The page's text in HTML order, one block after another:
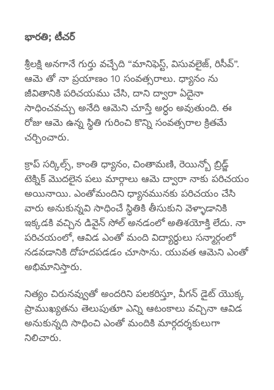
భారతి; టీచర్
శ్రీలక్షి అనగానే గుర్తు వచ్చేది “మానిఫెస్ట్, విసువలైజ్, రిసీవ్”.
ఆమె తో నా ప్రయాణం 10 సంవత్సరాలు. ధ్యానం ను
జీవితానికి పరిచయము చేసి, దాని ద్వారా ఏదైనా
సాధించవచ్చు అనేది ఆమెని చూస్తే అర్ధం అవుతుంది. ఈ
రోజు ఆమె ఉన్న స్థితి గురించి కొన్ని సంవత్సరాల క్రితమే
చర్చించారు.
క్రాప్ సర్కిల్స్, కాంతి ధ్యానం, చింతామణి, రెయిన్బో బ్రిడ్జ్
టెక్నిక్ మొదలైన పలు మార్గాలు ఆమె ద్వారా నాకు పరిచయం
అయినాయి. ఎంతోమందిని ధ్యానమునకు పరిచయం చేసి
వారు అనుకున్నవి సాధించే స్థితికి తీసుకుని వెళ్ళాడానికి
ఇక్కడకి వచ్చిన డివైన్ సోల్ అనడంలో అతిశయోక్తి లేదు. నా
పరిచయంలో, ఆవిడ ఎంతో మంది విద్యార్ధులు సన్మార్గంలో
నడవడానికి దోహదపడడం చూసాను. యువత ఆమెని ఎంతో
అభిమానిస్తారు.
నిత్యం చిరునవ్వుతో అందరిని పలకరిస్తూ, వీగన్ డైట్ యొక్క
ప్రాముఖ్యతను తెలుపుతూ ఎన్ని ఆటంకాలు వచ్చినా ఆవిడ
అనుకున్నది సాధించి ఎంతో మందికి మార్గదర్శకులుగా
నిలిచారు.